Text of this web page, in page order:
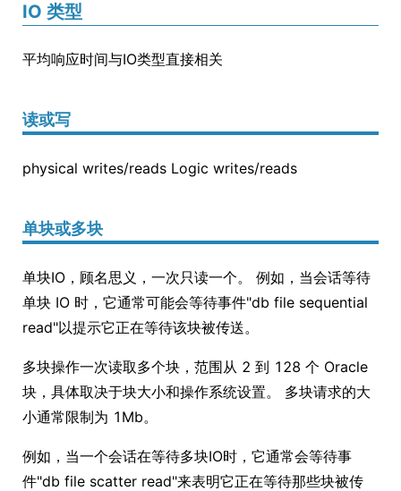
IO 类型
平均响应时间与IO类型直接相关
读或写
physical writes/reads Logic writes/reads
单块或多块
单块IO，顾名思义，一次只读一个。 例如，当会话等待
单块 IO 时，它通常可能会等待事件"db file sequential
read"以提示它正在等待该块被传送。
多块操作一次读取多个块，范围从 2 到 128 个 Oracle
块，具体取决于块大小和操作系统设置。 多块请求的大
小通常限制为 1Mb。
例如，当一个会话在等待多块IO时，它通常会等待事
件"db file scatter read"来表明它正在等待那些块被传